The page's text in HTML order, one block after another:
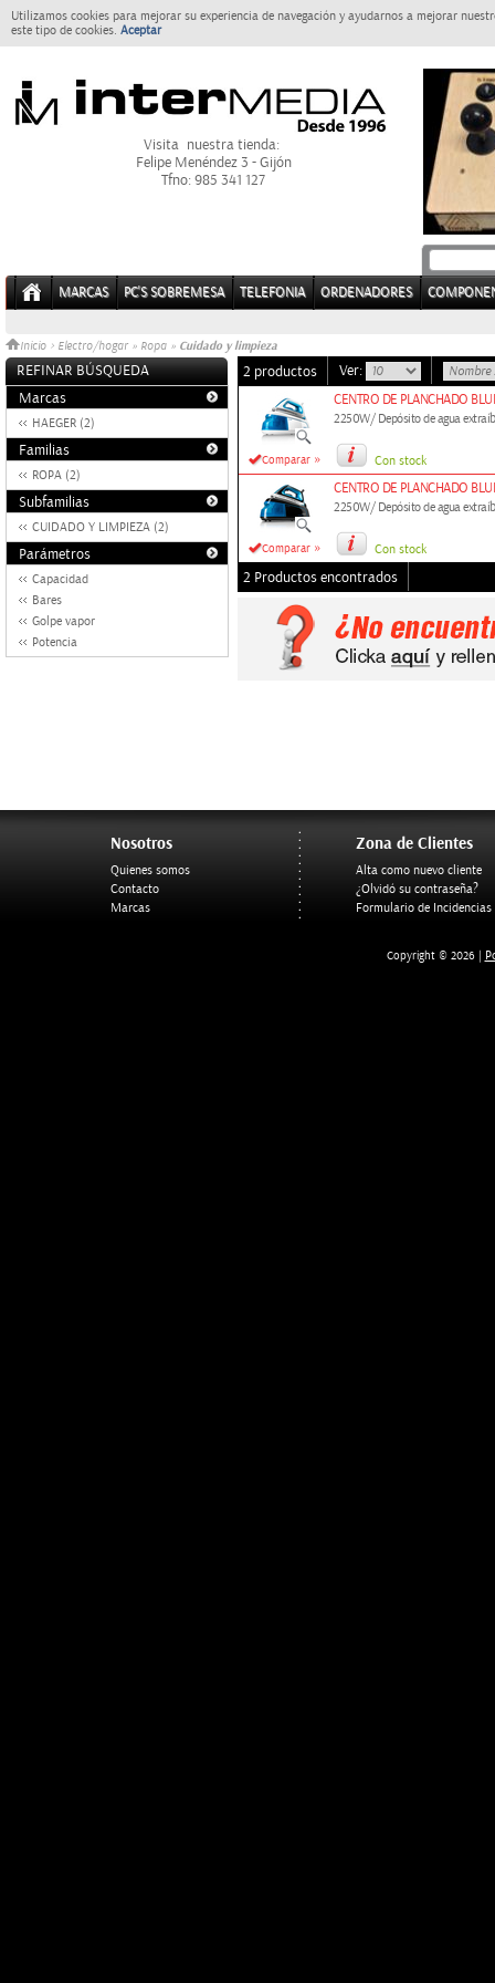
Utilizamos cookies para mejorar su experiencia de navegación y ayudarnos a mejorar
este tipo de cookies. Aceptar
Visita nuestra tienda:
Felipe Menéndez 3 - Gijón
Tfno: 985 341 127
MARCAS PC'S SOBREMESA TELEFONIA ORDENADORES
Inicio > Electro/hogar » Ropa » Cuidado y limpieza
REFINAR BÚSQUEDA
Marcas
HAEGER (2)
Familias
ROPA (2)
Subfamilias
CUIDADO Y LIMPIEZA (2)
Parámetros
Capacidad
Bares
Golpe vapor
Potencia
2 productos Ver:
Comparar »
CENTRO DE PLANCHADO
2250W/ Depósito de agua
Con stock
Comparar »
CENTRO DE PLANCHADO
2250W/ Depósito de agua
Con stock
2 Productos encontrados
Nosotros
Quienes somos
Contacto
Marcas
Zona de Clientes
Alta como nuevo cliente
¿Olvidó su contraseña?
Formulario de Incidencias
Copyright © 2026 |